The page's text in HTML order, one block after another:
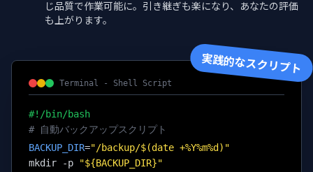
じ品質で作業可能に。引き継ぎも楽になり、あなたの評価
も上がります。
Terminal - Shell Script
#!/bin/bash
# 自動バックアップスクリプト
BACKUP_DIR="/backup/$(date +%Y%m%d)"
mkdir -p
"${BACKUP_DIR}"
実践的なスクリプト